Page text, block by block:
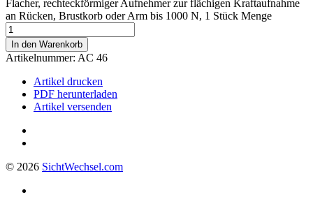
Flacher, rechteckförmiger Aufnehmer zur flächigen Kraftaufnahme
an Rücken, Brustkorb oder Arm bis 1000 N, 1 Stück Menge
In den Warenkorb
Artikelnummer: AC 46
Artikel drucken
PDF herunterladen
Artikel versenden
© 2026 SichtWechsel.com